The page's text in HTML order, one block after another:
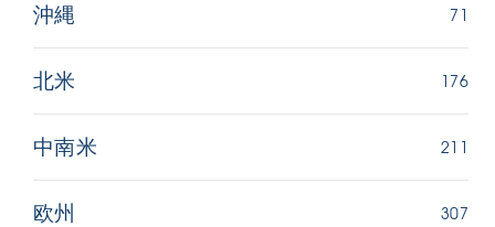
沖縄 71
北米 176
中南米 211
欧州 307